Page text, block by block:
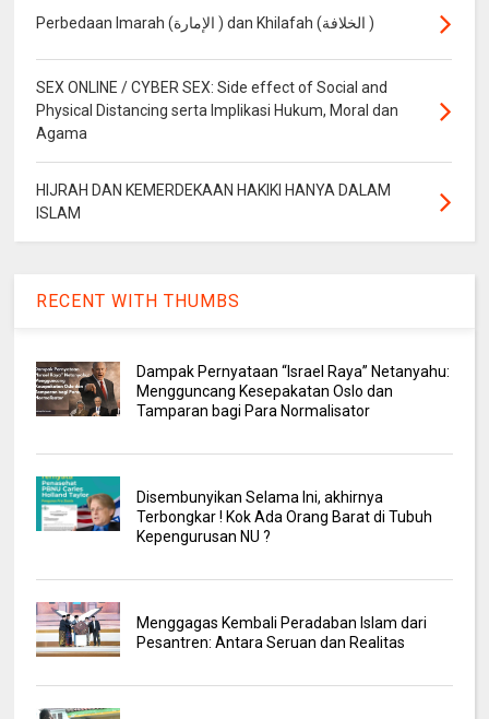
Perbedaan Imarah (الإمارة ) dan Khilafah (الخلافة )
SEX ONLINE / CYBER SEX: Side effect of Social and
Physical Distancing serta Implikasi Hukum, Moral dan
Agama
HIJRAH DAN KEMERDEKAAN HAKIKI HANYA DALAM
ISLAM
RECENT WITH THUMBS
Dampak Pernyataan “Israel Raya” Netanyahu:
Mengguncang Kesepakatan Oslo dan
Tamparan bagi Para Normalisator
Disembunyikan Selama Ini, akhirnya
Terbongkar ! Kok Ada Orang Barat di Tubuh
Kepengurusan NU ?
Menggagas Kembali Peradaban Islam dari
Pesantren: Antara Seruan dan Realitas